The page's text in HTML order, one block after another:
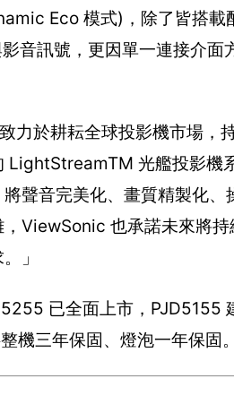
Eco 模式)，除了皆搭載
音訊號，更因單一連接介面
於耕耘全球投影機市場，
LightStreamTM 光艦投影機
聲音完美化、畫質精製化、
ViewSonic 也承諾未來將
」
已全面上市，PJD5155
三年保固、燈泡一年保固。